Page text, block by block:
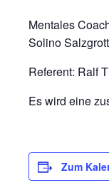
Mentales
Solino
Referent: Ralf
Es wird eine
Zum